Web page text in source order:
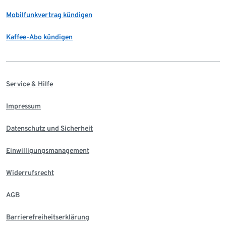
Mobilfunkvertrag kündigen
Kaffee-Abo kündigen
Service & Hilfe
Impressum
Datenschutz und Sicherheit
Einwilligungsmanagement
Widerrufsrecht
AGB
Barrierefreiheitserklärung